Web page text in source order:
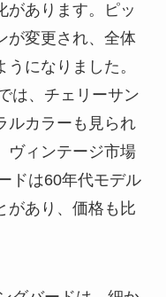
があります。ピッ
が変更され、全体
になりました。
は、チェリーサン
ルカラーも見られ
ヴィンテージ市場
ドは60年代モデル
があり、価格も比